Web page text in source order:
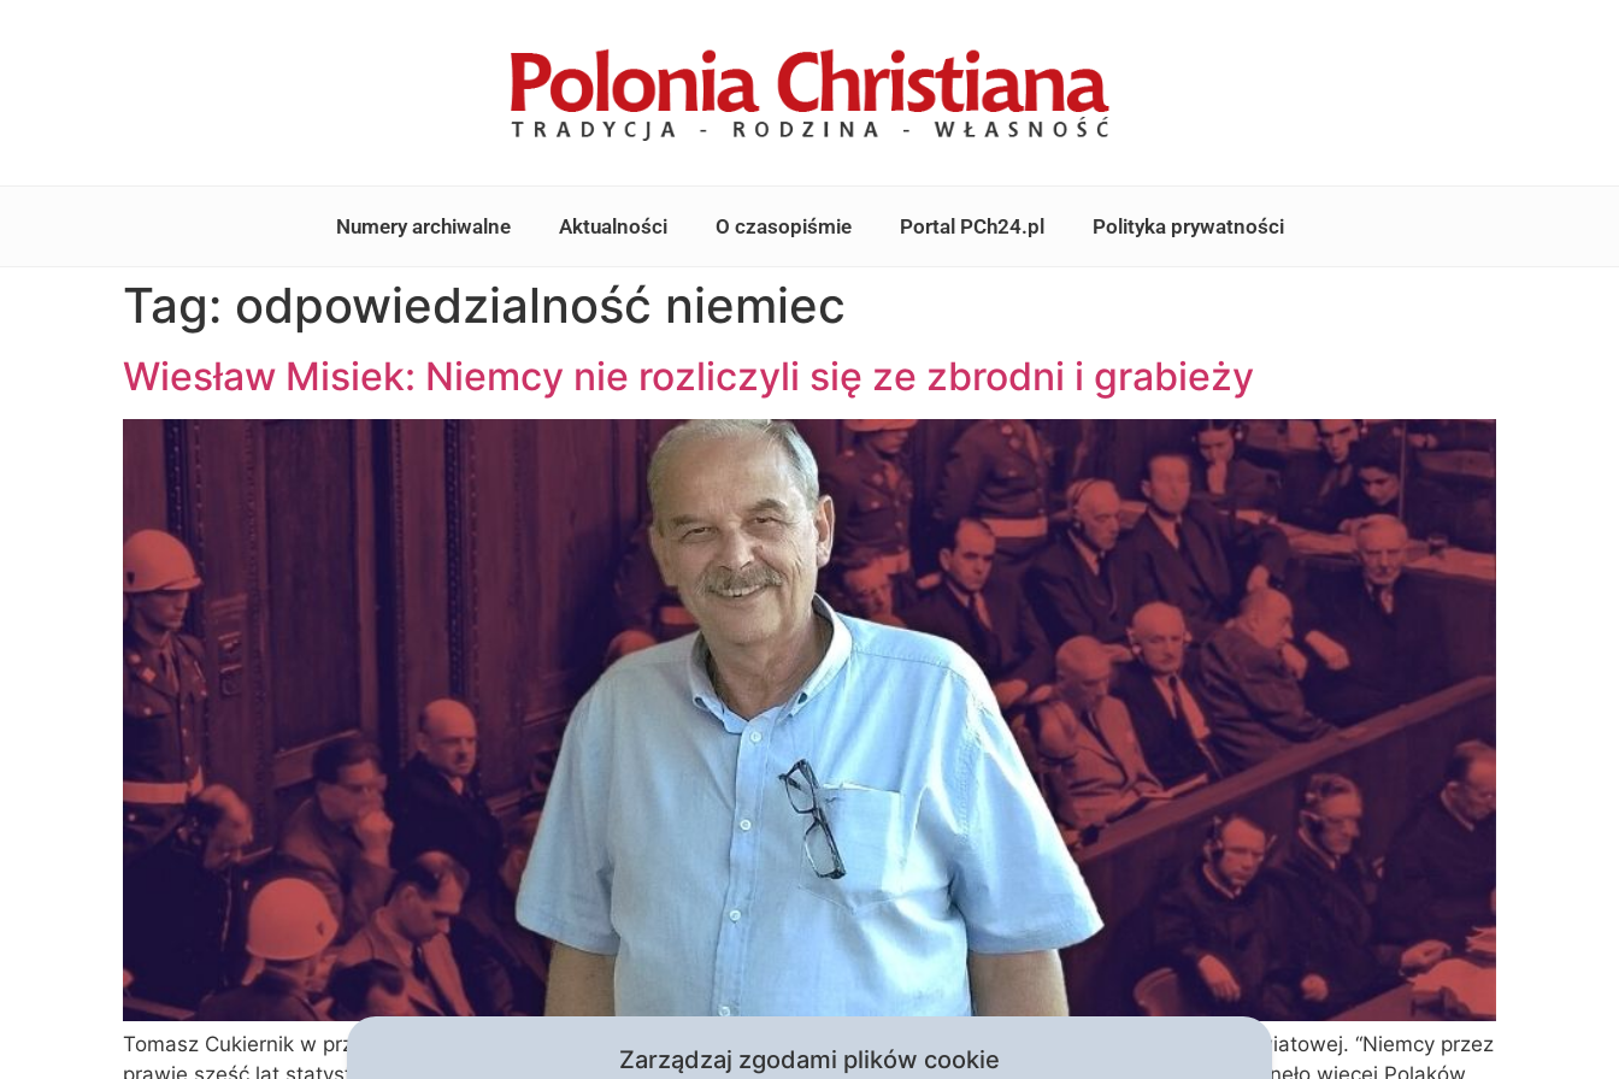
Numery archiwalne Aktualności O czasopiśmie Portal PCh24.pl Polityka prywatności
Tag: odpowiedzialność niemiec
Wiesław Misiek: Niemcy nie rozliczyli się ze zbrodni i grabieży
Tomasz Cukiernik w przełamującej historyczne tabu rozmowie o niemieckiej odpowiedzialności za zbrodnie II wojny światowej. “Niemcy przez
Zarządzaj zgodami plików cookie